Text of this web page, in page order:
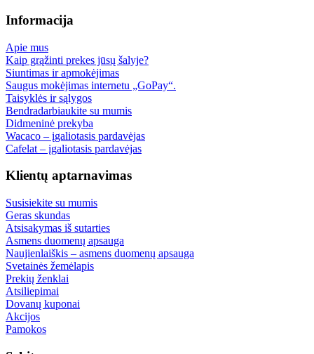
Informacija
Apie mus
Kaip grąžinti prekes jūsų šalyje?
Siuntimas ir apmokėjimas
Saugus mokėjimas internetu „GoPay“.
Taisyklės ir sąlygos
Bendradarbiaukite su mumis
Didmeninė prekyba
Wacaco – įgaliotasis pardavėjas
Cafelat – įgaliotasis pardavėjas
Klientų aptarnavimas
Susisiekite su mumis
Geras skundas
Atsisakymas iš sutarties
Asmens duomenų apsauga
Naujienlaiškis – asmens duomenų apsauga
Svetainės žemėlapis
Prekių ženklai
Atsiliepimai
Dovanų kuponai
Akcijos
Pamokos